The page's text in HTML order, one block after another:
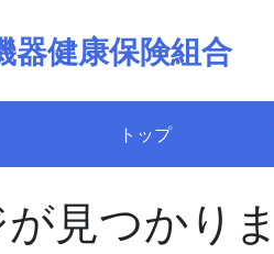
器健康保険組合
トップ
見つかりま